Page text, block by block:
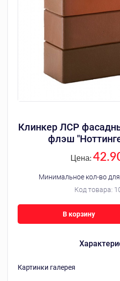
Клинкер ЛСР
флэш
Код товара:
Цена:
Минимальное кол-во
Картинки галерея
В корзину